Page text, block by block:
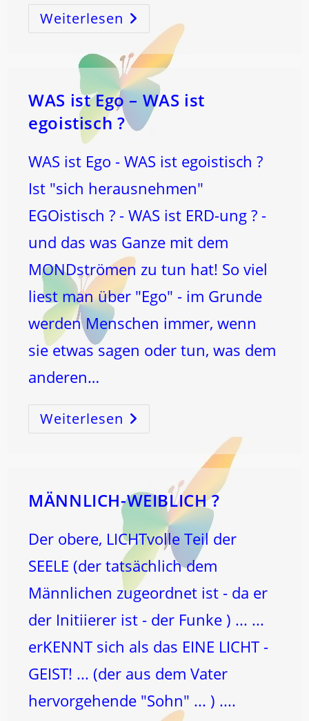
Weiterlesen Der
Kosmische
Code
Schöpfung
–
Ist
ÜBER
Jeder
Religion
…
WAS ist Ego – WAS ist
egoistisch ?
WAS ist Ego - WAS ist egoistisch ?
Ist "sich herausnehmen"
EGOistisch ? - WAS ist ERD-ung ? -
und das was Ganze mit dem
MONDströmen zu tun hat! So viel
liest man über "Ego" - im Grunde
werden Menschen immer, wenn
sie etwas sagen oder tun, was dem
anderen…
Weiterlesen WAS
Ist
Ego
MÄNNLICH-WEIBLICH ?
Der obere, LICHTvolle Teil der
SEELE (der tatsächlich dem
Männlichen zugeordnet ist - da er
der Initiierer ist - der Funke ) ... ...
erKENNT sich als das EINE LICHT -
GEIST! ... (der aus dem Vater
hervorgehende "Sohn" ... ) ....